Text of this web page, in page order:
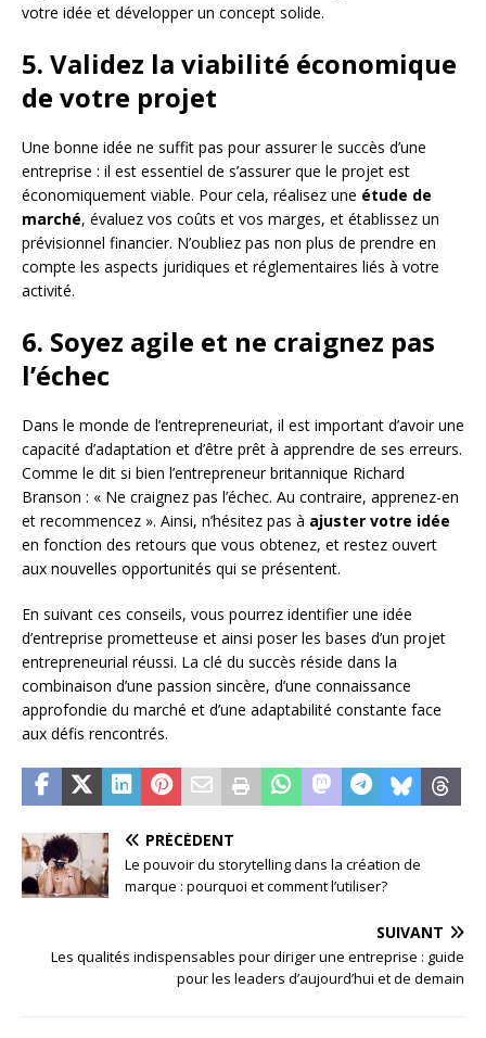
votre idée et développer un concept solide.
5. Validez la viabilité économique
de votre projet
Une bonne idée ne suffit pas pour assurer le succès d’une
entreprise : il est essentiel de s’assurer que le projet est
économiquement viable. Pour cela, réalisez une étude de
marché, évaluez vos coûts et vos marges, et établissez un
prévisionnel financier. N’oubliez pas non plus de prendre en
compte les aspects juridiques et réglementaires liés à votre
activité.
6. Soyez agile et ne craignez pas
l’échec
Dans le monde de l’entrepreneuriat, il est important d’avoir une
capacité d’adaptation et d’être prêt à apprendre de ses erreurs.
Comme le dit si bien l’entrepreneur britannique Richard
Branson : « Ne craignez pas l’échec. Au contraire, apprenez-en
et recommencez ». Ainsi, n’hésitez pas à ajuster votre idée
en fonction des retours que vous obtenez, et restez ouvert
aux nouvelles opportunités qui se présentent.
En suivant ces conseils, vous pourrez identifier une idée
d’entreprise prometteuse et ainsi poser les bases d’un projet
entrepreneurial réussi. La clé du succès réside dans la
combinaison d’une passion sincère, d’une connaissance
approfondie du marché et d’une adaptabilité constante face
aux défis rencontrés.
PRÉCÉDENT
Le pouvoir du storytelling dans la création de
marque : pourquoi et comment l’utiliser?
SUIVANT
Les qualités indispensables pour diriger une entreprise : guide
pour les leaders d’aujourd’hui et de demain